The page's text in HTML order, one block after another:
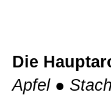
Weinprobe
Die
Apfel ●